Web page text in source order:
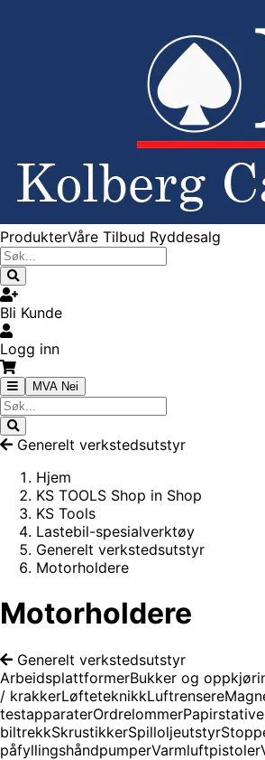
ProdukterVåre Tilbud Ryddesalg
Bli Kunde
Logg inn
MVA Nei
Generelt verkstedsutstyr
Hjem
KS TOOLS Shop in Shop
KS Tools
Lastebil-spesialverktøy
Generelt verkstedsutstyr
Motorholdere
Motorholdere
Generelt verkstedsutstyr
ArbeidsplattformerBukker og
/ krakkerLøfteteknikkLuftrensere
testapparaterOrdrelommer
biltrekkSkrustikkerSpilloljeutstyr
påfyllingshåndpumperVarmluftpistoler